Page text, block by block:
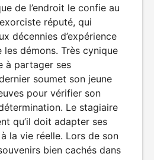
de l’endroit le confie au
réputé, qui
décennies d’expérience
démons. Très cynique
à partager ses
soumet son jeune
pour vérifier son
Le stagiaire
qu’il doit adapter ses
la vie réelle. Lors de son
bien cachés dans